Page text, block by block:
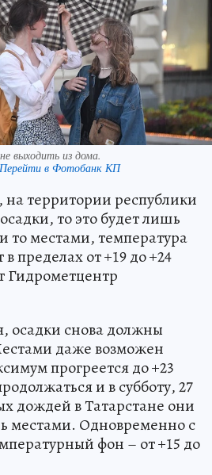
выходить из дома.
Перейти в Фотобанк КП
на территории республики
то это будет лишь
то местами, температура
пределах от +19 до +24
Гидрометцентр
осадки снова должны
даже возможен
прогреется до +23
и в субботу, 27
дождей в Татарстане они
местами. Одновременно с
фон – от +15 до